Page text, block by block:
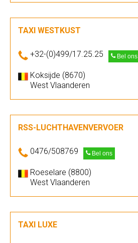
TAXI WESTKUST
+32-(0)499/17.25.25 Bel ons
Koksijde (8670)
West Vlaanderen
RSS-LUCHTHAVENVERVOER
0476/508769 Bel ons
Roeselare (8800)
West Vlaanderen
TAXI LUXE